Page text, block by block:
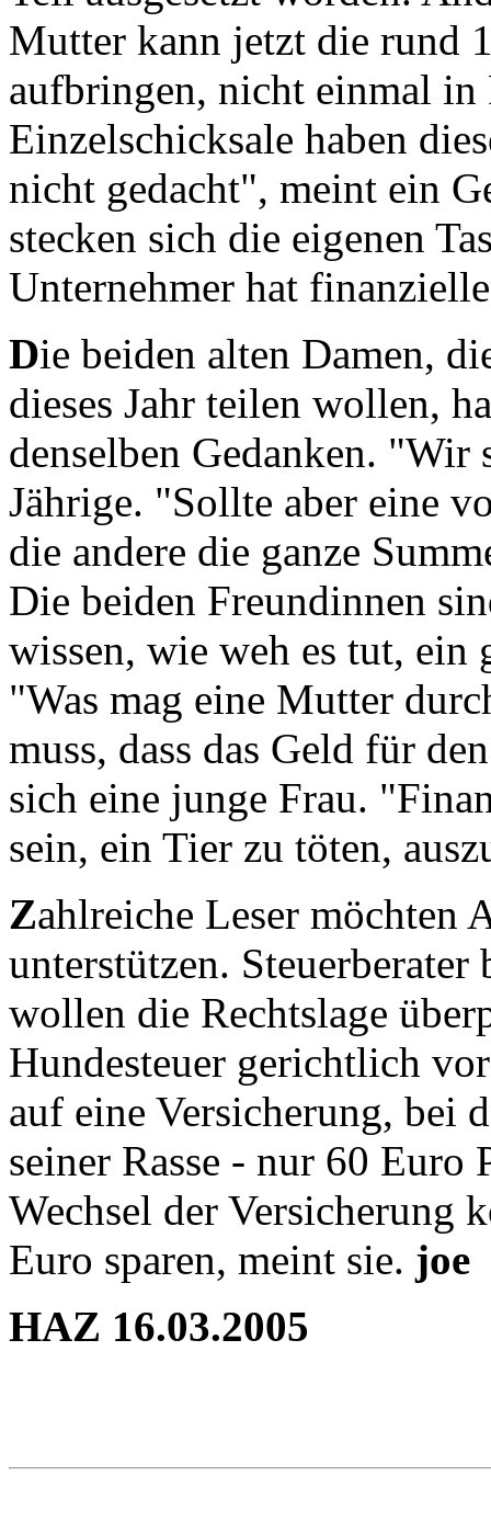
Mutter kann jetzt die rund
aufbringen, nicht einmal in
Einzelschicksale haben
nicht gedacht", meint ein
stecken sich die eigenen
Unternehmer hat
Die beiden alten Damen,
dieses Jahr teilen wollen,
denselben Gedanken.
Jährige. "Sollte aber eine
die andere die ganze
Die beiden Freundinnen
wissen, wie weh es tut, ein
"Was mag eine Mutter
muss, dass das Geld für
sich eine junge Frau.
sein, ein Tier zu töten,
Zahlreiche Leser möchten
unterstützen.
wollen die Rechtslage
Hundesteuer gerichtlich
auf eine Versicherung, bei
seiner Rasse - nur 60 Euro
Wechsel der Versicherung
Euro sparen, meint sie. joe
HAZ 16.03.2005